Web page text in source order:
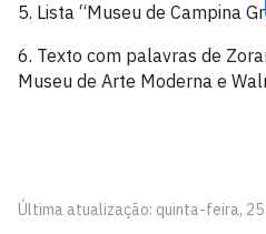
5. Lista “Museu de Campina
6. Texto com palavras de
Museu de Arte Moderna e
Última atualização: quinta-feira,